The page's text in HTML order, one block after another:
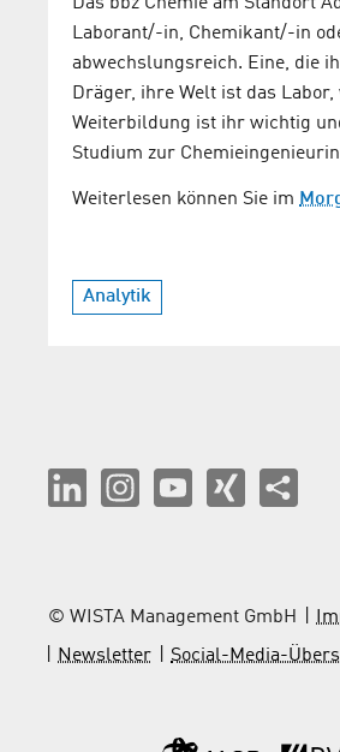
Das bbz Chemie am Standort
Laborant/-in, Chemikant/-in
abwechslungsreich. Eine, die
Dräger, ihre Welt ist das
Weiterbildung ist ihr wichtig
Studium zur
Weiterlesen können Sie im
Analytik
© WISTA Management GmbH
Newsletter
Social-Media-